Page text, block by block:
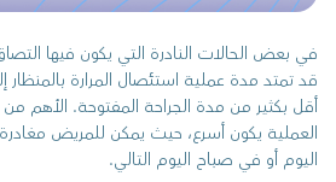
في بعض الحالات النادرة التي يكون فيها
أقل بكثير من مدة الجراحة المفتوحة. الأهم
العملية يكون أسرع، حيث يمكن للمريض
اليوم أو في صباح اليوم التالي.